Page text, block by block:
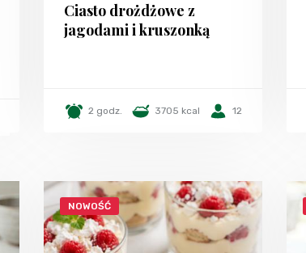
Ciasto drożdżowe z
jagodami i kruszonką
2 godz. 3705 kcal 12
NOWOŚĆ